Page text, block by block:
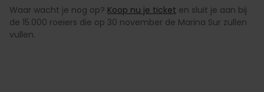
Waar wacht je nog op? Koop nu je ticket en sluit je aan bij
de 15.000 roeiers die op 30 november de Marina Sur zullen
vullen.